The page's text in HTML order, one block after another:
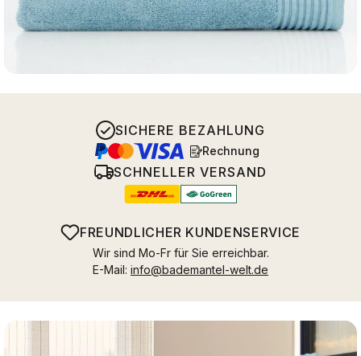
SICHERE BEZAHLUNG
Rechnung
SCHNELLER VERSAND
FREUNDLICHER KUNDENSERVICE
Wir sind Mo-Fr für Sie erreichbar.
E-Mail: info@bademantel-welt.de